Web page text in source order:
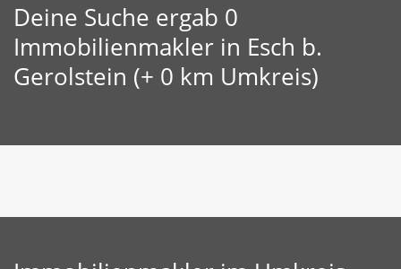
Deine Suche ergab 0
Immobilienmakler in Esch b.
Gerolstein (+ 0 km Umkreis)